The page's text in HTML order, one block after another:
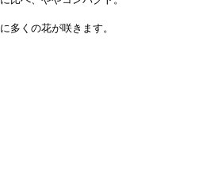
多くの花が咲きます。